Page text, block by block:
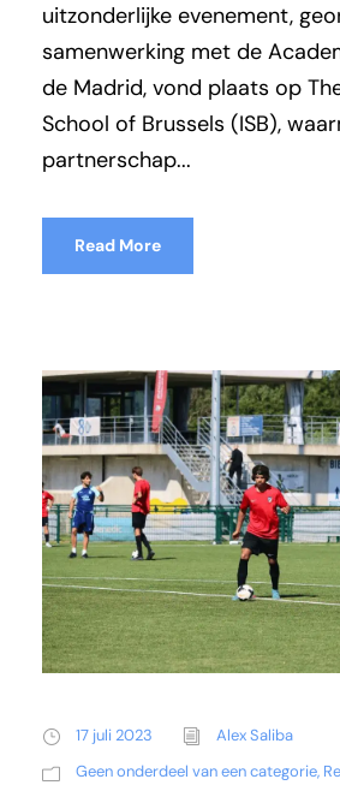
uitzonderlijke evenement,
samenwerking met de
de Madrid, vond plaats op
School of Brussels (ISB),
partnerschap...
Read More
17 juli 2023
Alex Saliba
Geen onderdeel van een categorie,